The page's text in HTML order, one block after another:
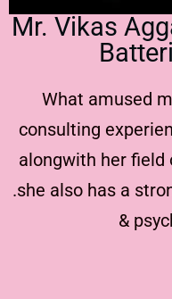
Mr. Vikas
What amused
consulting
alongwith her field
.she also has a
&